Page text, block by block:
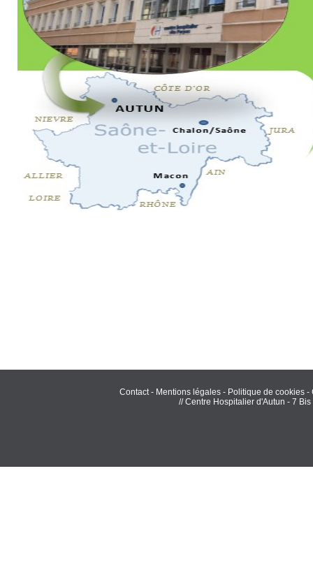
Contact - Mentions légales - Politique de cookies -
// Centre Hospitalier d'Autun - 7